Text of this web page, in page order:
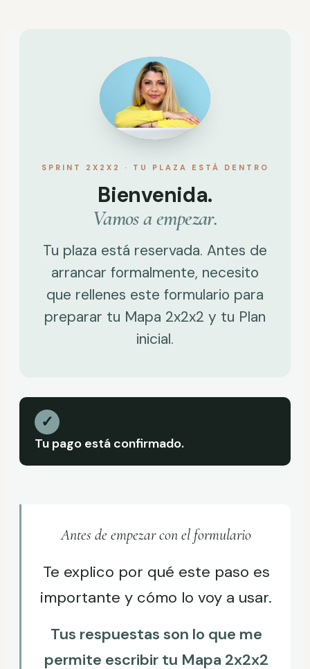
SPRINT 2X2X2 · TU PLAZA ESTÁ DENTRO
Bienvenida.
Vamos a empezar.
Tu plaza está reservada. Antes de
arrancar formalmente, necesito
que rellenes este formulario para
preparar tu Mapa 2x2x2 y tu Plan
inicial.
✓
Tu pago está confirmado.
Antes de empezar con el formulario
Te explico por qué este paso es
importante y cómo lo voy a usar.
Tus respuestas son lo que me
permite escribir tu Mapa 2x2x2